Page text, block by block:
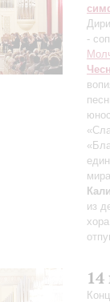
-
из